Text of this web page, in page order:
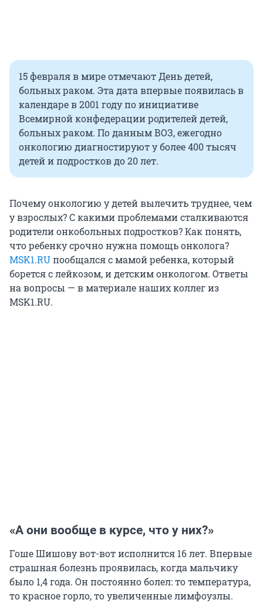
15 февраля в мире отмечают День детей,
больных раком. Эта дата впервые появилась в
календаре в 2001 году по инициативе
Всемирной конфедерации родителей детей,
больных раком. По данным ВОЗ, ежегодно
онкологию диагностируют у более 400 тысяч
детей и подростков до 20 лет.
Почему онкологию у детей вылечить труднее, чем
у взрослых? С какими проблемами сталкиваются
родители онкобольных подростков? Как понять,
что ребенку срочно нужна помощь онколога?
MSK1.RUпообщался с мамой ребенка, который
борется с лейкозом, и детским онкологом. Ответы
на вопросы — в материале наших коллег из
MSK1.RU.
«А они вообще в курсе, что у них?»
Гоше Шишову вот-вот исполнится 16 лет. Впервые
страшная болезнь проявилась, когда мальчику
было 1,4 года. Он постоянно болел: то температура,
то красное горло, то увеличенные лимфоузлы.